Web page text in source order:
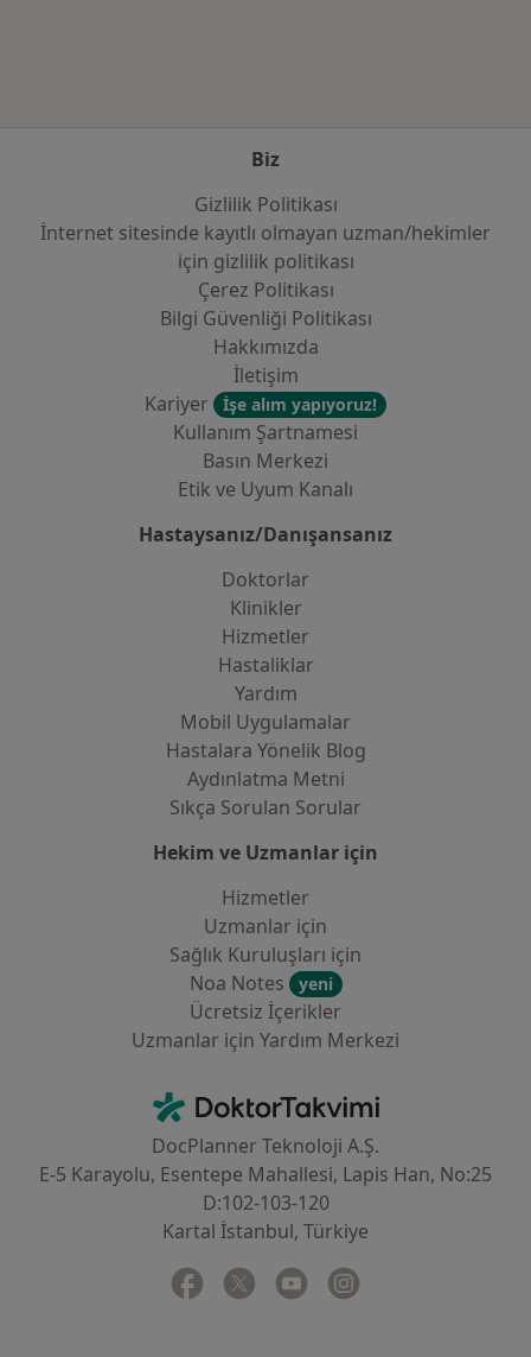
Biz
Gizlilik Politikası
İnternet sitesinde kayıtlı olmayan uzman/hekimler
i̇çin gizlilik politikası
Çerez Politikası
Bilgi Güvenliği Politikası
Hakkımızda
İletişim
Kariyer
İşe alım yapıyoruz!
Kullanım Şartnamesi
Basın Merkezi
Etik ve Uyum Kanalı
Hastaysanız/Danışansanız
Doktorlar
Klinikler
Hizmetler
Hastaliklar
Yardım
Mobil Uygulamalar
Hastalara Yönelik Blog
Aydınlatma Metni
Sıkça Sorulan Sorular
Hekim ve Uzmanlar için
Hizmetler
Uzmanlar için
Sağlık Kuruluşları için
Noa Notes
yeni
Ücretsiz İçerikler
Uzmanlar için Yardım Merkezi
DoktorTakvimi - Ana Sayfa
DocPlanner Teknoloji A.Ş.
E-5 Karayolu, Esentepe Mahallesi, Lapis Han, No:25
D:102-103-120
Kartal İstanbul, Türkiye
Facebook
yeni bir sekmede açılır
Twitter
yeni bir sekmede açılır
Youtube
yeni bir sekmede açılır